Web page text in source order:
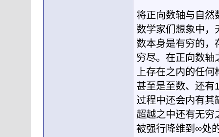
将正向数轴与自然
数学家们想象中，
数本身是有穷的，
穷尽。在正向数轴
上存在之内的任
甚至是至数、还有
过程中还会内有其
超越之中还有无穷
被强行降维到∞处